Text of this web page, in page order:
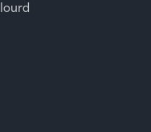
lourd